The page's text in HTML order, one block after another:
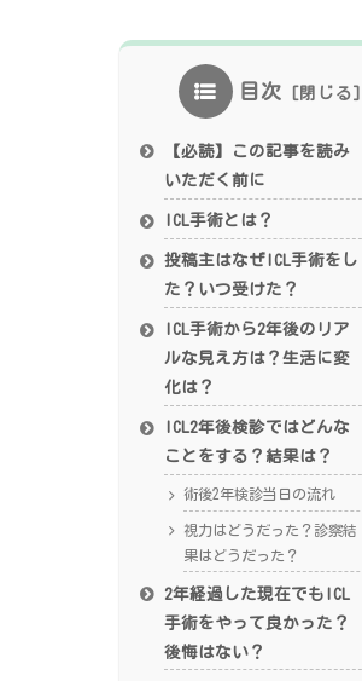
目次
【必読】この記事を読み
いただく前に
ICL手術とは？
投稿主はなぜICL手術をし
た？いつ受けた？
ICL手術から2年後のリア
ルな見え方は？生活に変
化は？
ICL2年後検診ではどんな
ことをする？結果は？
術後2年検診当日の流れ
視力はどうだった？診察結
果はどうだった？
2年経過した現在でもICL
手術をやって良かった？
後悔はない？